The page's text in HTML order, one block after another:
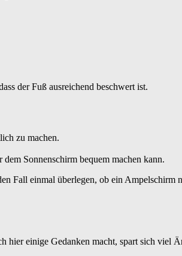
der Fuß ausreichend beschwert ist.
zu machen.
Sonnenschirm bequem machen kann.
Fall einmal überlegen, ob ein Ampelschirm
hier einige Gedanken macht, spart sich viel